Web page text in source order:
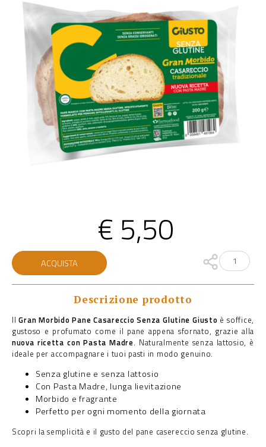
€ 5,50
GRAN
MORBIDO
PANE
CASARECCIO
ACQUISTA
Descrizione prodotto
IlGran Morbido Pane Casareccio Senza Glutine Giusto è soffice,
gustoso e profumato come il pane appena sfornato, grazie alla
nuova ricetta con Pasta Madre. Naturalmente senza lattosio, è
ideale per accompagnare i tuoi pasti in modo genuino.
Senza glutine e senza lattosio
Con Pasta Madre, lunga lievitazione
Morbido e fragrante
Perfetto per ogni momento della giornata
Scopri la semplicità e il gusto del pane casereccio senza glutine.